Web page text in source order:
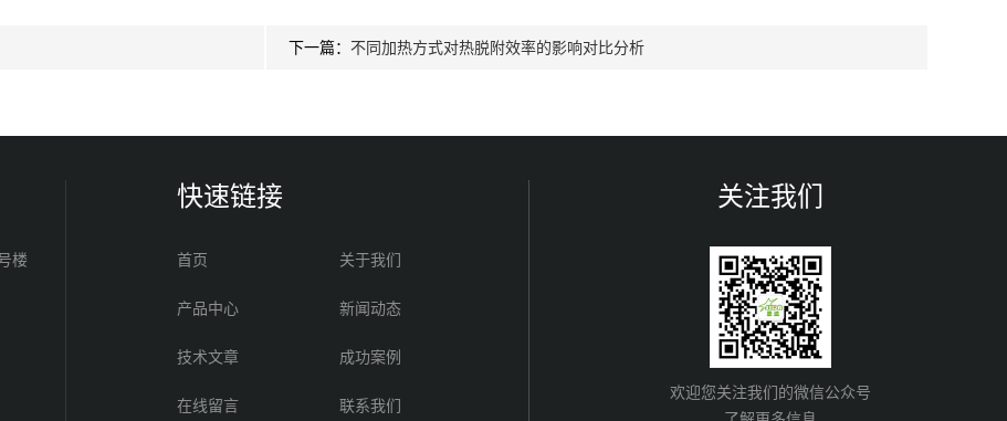
下一篇： 不同加热方式对热脱附效率的影响对比分析
楼
快速链接
首页 关于我们
产品中心 新闻动态
技术文章 成功案例
在线留言 联系我们
关注我们
欢迎您关注我们的微信公众号